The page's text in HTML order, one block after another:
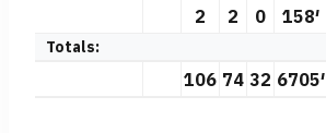
2
2 0 158′
Totals:
106 74 32 6705′